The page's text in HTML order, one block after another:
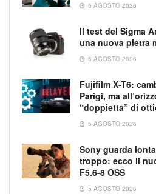
6 AGOSTO 2026
Il test del Sigma
una nuova pietra
6 AGOSTO 2026
Fujifilm X-T6:
Parigi, ma
“doppietta” di
5 AGOSTO 2026
Sony guarda
troppo: ecco il
F5.6-8 OSS
5 AGOSTO 2026